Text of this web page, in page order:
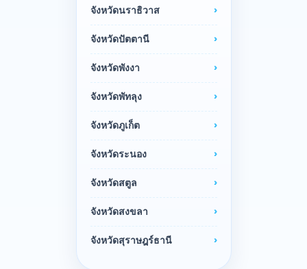
จังหวัดนราธิวาส
จังหวัดปัตตานี
จังหวัดพังงา
จังหวัดพัทลุง
จังหวัดภูเก็ต
จังหวัดระนอง
จังหวัดสตูล
จังหวัดสงขลา
จังหวัดสุราษฎร์ธานี